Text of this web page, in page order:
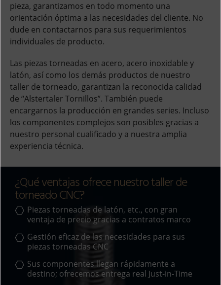
pieza, garantizamos en todo momento una
orientación óptima a las necesidades del cliente. No
dude en contactarnos para sus requerimientos
individuales de producto.
Las piezas torneadas en acero, acero inoxidable y
latón, así como los demás productos de nuestro
taller de torneado, garantizan la reconocida calidad
de “Alstertaler Tornillos”. También puede
encargarnos la producción en grandes series. Incluso
los componentes complejos son posibles gracias a
nuestro personal cualificado y a nuestra amplia
experiencia técnica.
¿Qué ventajas ofrece nuestro taller de
torneado CNC?
Piezas torneadas de latón, etc., con gran
ventaja de precio gracias a contratos marco
Gestión eficaz de las necesidades para sus
piezas torneadas CNC
Sus componentes llegan rápidamente a
destino; ofrecemos entrega real Just-in-Time